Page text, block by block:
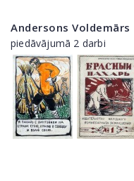
Andersons Voldemārs
piedāvājumā 2 darbi